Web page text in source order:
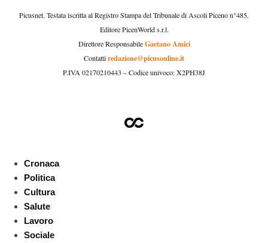
Picusnet. Testata iscritta al Registro Stampa del Tribunale di Ascoli Piceno n°485.
Editore PicenWorld s.r.l.
Direttore ResponsabileGaetano Amici
Contattiredazione@picusonline.it
P.IVA 02170210443 – Codice univoco: X2PH38J
Cronaca
Politica
Cultura
Salute
Lavoro
Sociale